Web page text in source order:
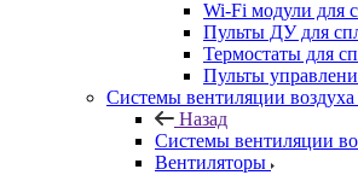
Wi-Fi модули для
Пульты ДУ для
Термостаты для
Пульты
Системы вентиляции воздуха
Назад
Системы вентиляции
Вентиляторы